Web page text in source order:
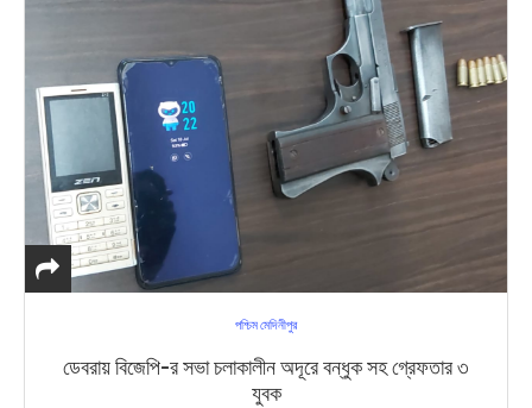
পশ্চিম মেদিনীপুর
ডেবরায় বিজেপি-র সভা চলাকালীন অদূরে বন্ধুক সহ গ্রেফতার ৩
যুবক